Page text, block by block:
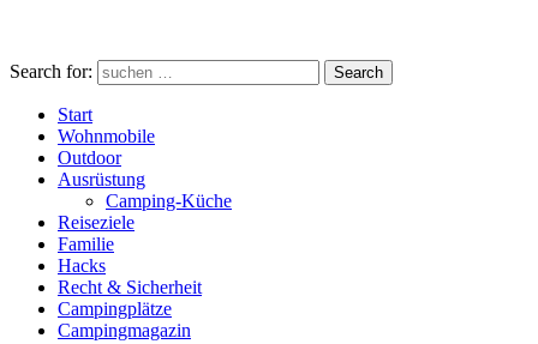
Search for: Search
Start
Wohnmobile
Outdoor
Ausrüstung
Camping-Küche
Reiseziele
Familie
Hacks
Recht & Sicherheit
Campingplätze
Campingmagazin